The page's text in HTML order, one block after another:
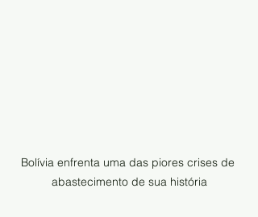
Bolívia enfrenta uma das piores crises de
abastecimento de sua história